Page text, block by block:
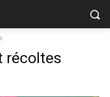
récoltes